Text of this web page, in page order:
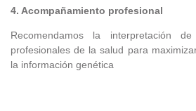
4. Acompañamiento profesional
Recomendamos la interpretación
profesionales de la salud para
la información genética